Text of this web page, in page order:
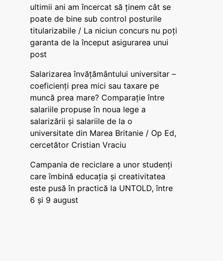
ultimii ani am încercat să ținem cât se
poate de bine sub control posturile
titularizabile / La niciun concurs nu poți
garanta de la început asigurarea unui
post
Salarizarea învățământului universitar –
coeficienți prea mici sau taxare pe
muncă prea mare? Comparație între
salariile propuse în noua lege a
salarizării și salariile de la o
universitate din Marea Britanie / Op Ed,
cercetător Cristian Vraciu
Campania de reciclare a unor studenți
care îmbină educația și creativitatea
este pusă în practică la UNTOLD, între
6 și 9 august